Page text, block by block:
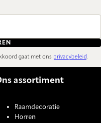
gaat met ons privacybeleid.
assortiment
Raamdecoratie
Horren